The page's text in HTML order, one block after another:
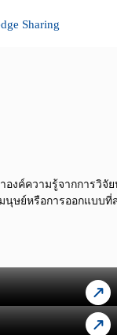
Sharing
องค์ความรู้จากการ
ษย์หรือการออกแบ